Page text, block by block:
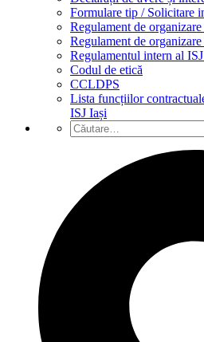
Formulare tip / Solicitare
Regulament de
Regulament de
Regulamentul intern al
Codul de etică
CCLDPS
Lista funcțiilor
ISJ Iași
Caută
după: